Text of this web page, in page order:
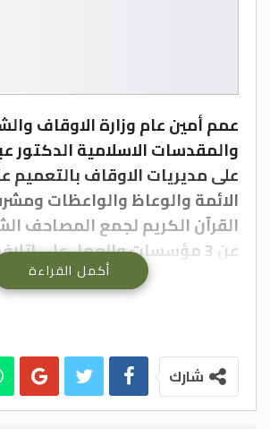
عمم أمين عام وزارة الاوقاف
والمقدسات الاسلامية الدكتور
على مديريات الاوقاف بالتعميم
الائمة والوعاظ والواعظات
القرآن الكريم لجمع المصاحف
عن 3 مؤسسات والعمل على
اخطاء مطبعية فيها.
67 من سورة
وحذف صفحات من سورة
أكمل القراءة
شارك